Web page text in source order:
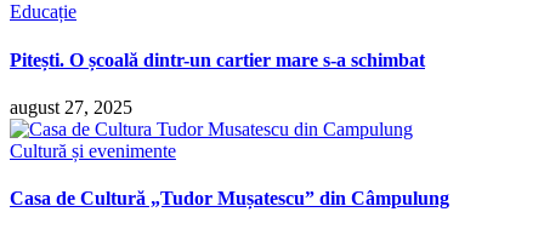
Educație
Pitești. O școală dintr-un cartier mare s-a schimbat
august 27, 2025
Cultură și evenimente
Casa de Cultură „Tudor Mușatescu” din Câmpulung